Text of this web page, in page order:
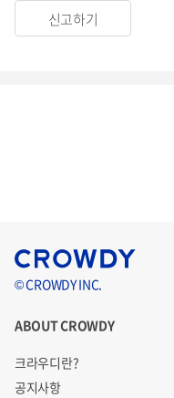
신고하기
© CROWDY INC.
ABOUT CROWDY
크라우디란?
공지사항